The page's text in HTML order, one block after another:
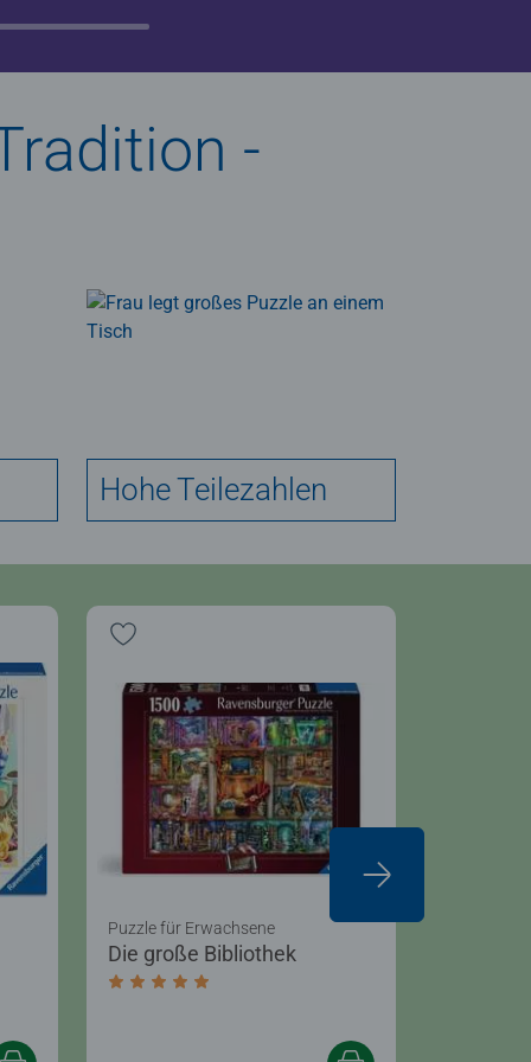
-
Hohe Teilezahlen
Die große Bibliothek
Durchschnittliche Bewertung 5,0 von 5
Puzzle für Erwachsene